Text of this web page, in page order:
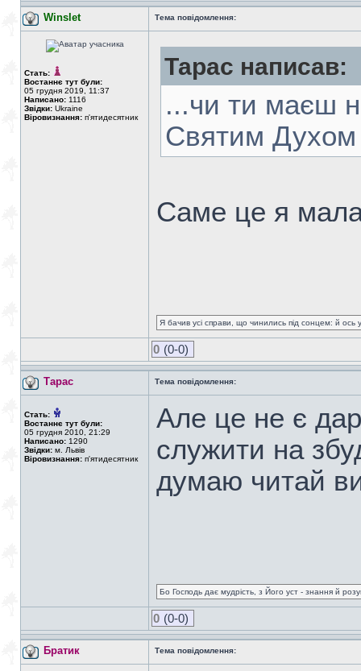
Winslet Тема повідомлення:
Стать:
Востаннє тут були:
05 грудня 2019, 11:37
Написано: 1116
Звідки: Ukraine
Віровизнання: п'ятидесятник
Тарас написав:
...чи ти маєш
Святим Духом
Cаме це я
Я бачив усі справи, що чинились під сонцем: й ось
0 (0-0)
Тарас Тема повідомлення:
Стать:
Востаннє тут були:
05 грудня 2010, 21:29
Написано: 1290
Звідки: м. Львів
Віровизнання: п'ятидесятник
Але це не є
служити на
думаю читай
Бо Господь дає мудрість, з Його уст - знання й
0 (0-0)
Братик Тема повідомлення: